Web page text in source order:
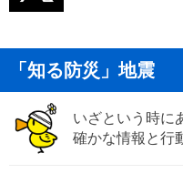
「知る防災」地震
いざという時に
確かな情報と行